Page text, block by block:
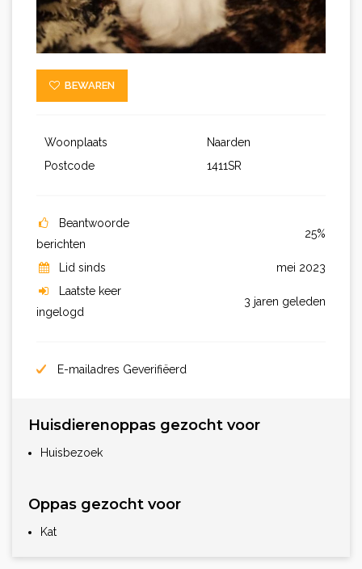
BEWAREN
Woonplaats
Naarden
Postcode
1411SR
Beantwoorde
berichten
25%
Lid sinds
mei 2023
Laatste keer
ingelogd
3 jaren geleden
E-mailadres Geverifiëerd
Huisdierenoppas gezocht voor
Huisbezoek
Oppas gezocht voor
Kat